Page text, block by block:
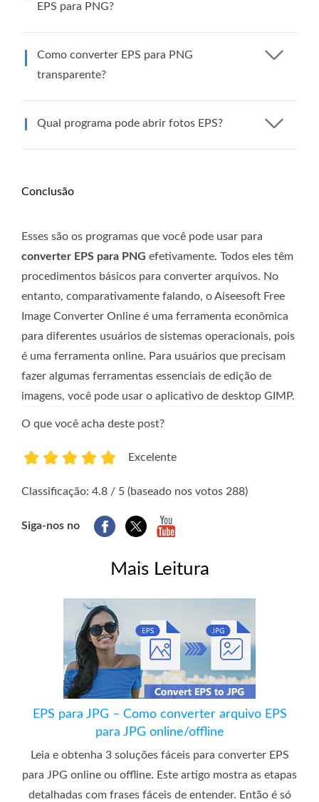
EPS para PNG?
Como converter EPS para PNG
transparente?
Qual programa pode abrir fotos EPS?
Conclusão
Esses são os programas que você pode usar para
converter EPS para PNG efetivamente. Todos eles têm
procedimentos básicos para converter arquivos. No
entanto, comparativamente falando, o Aiseesoft Free
Image Converter Online é uma ferramenta econômica
para diferentes usuários de sistemas operacionais, pois
é uma ferramenta online. Para usuários que precisam
fazer algumas ferramentas essenciais de edição de
imagens, você pode usar o aplicativo de desktop GIMP.
O que você acha deste post?
Excelente
Classificação: 4.8 / 5 (baseado nos votos 288)
Siga-nos no
Mais Leitura
EPS para JPG – Como converter arquivo EPS
para JPG online/offline
Leia e obtenha 3 soluções fáceis para converter EPS
para JPG online ou offline. Este artigo mostra as etapas
detalhadas com frases fáceis de entender. Então é só